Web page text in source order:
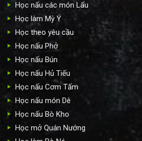
Học nấu các món Lẩu
Học làm Mỳ Ý
Học theo yêu cầu
Học nấu Phở
Học nấu Bún
Học nấu Hủ Tiếu
Học nấu Cơm Tấm
Học nấu món Dê
Học nấu Bò Kho
Học mở Quán Nướng